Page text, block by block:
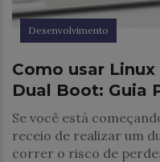
Desenvolvimento
Como usar
Dual Boot: Guia
Se você está
receio de realizar um
correr o risco de